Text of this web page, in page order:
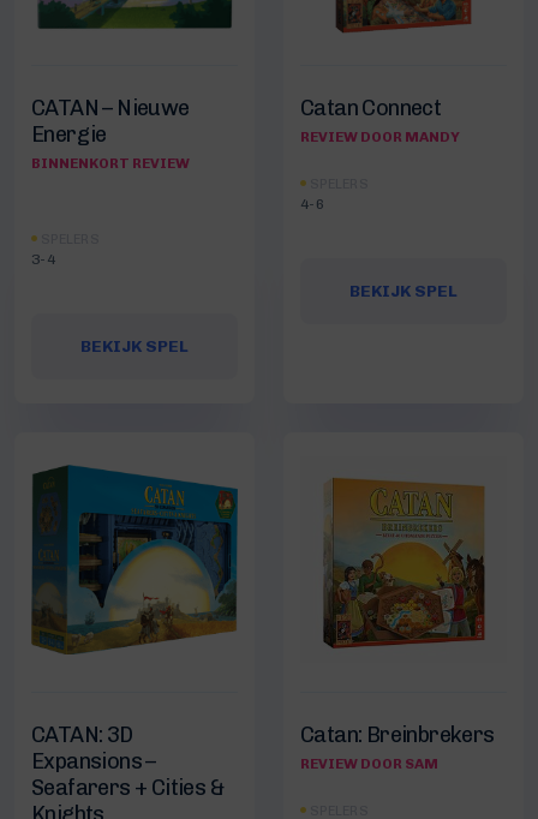
CATAN – Nieuwe
Energie
BINNENKORT REVIEW
3-4
BEKIJK SPEL
Catan Connect
REVIEW DOOR MANDY
4-6
BEKIJK SPEL
CATAN: 3D
Expansions –
Seafarers + Cities &
Catan: Breinbrekers
REVIEW DOOR SAM